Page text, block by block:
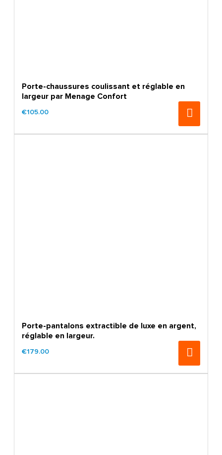
Porte-chaussures coulissant et réglable en
largeur par Menage Confort
€105.00
Porte-pantalons extractible de luxe en argent,
réglable en largeur.
€179.00